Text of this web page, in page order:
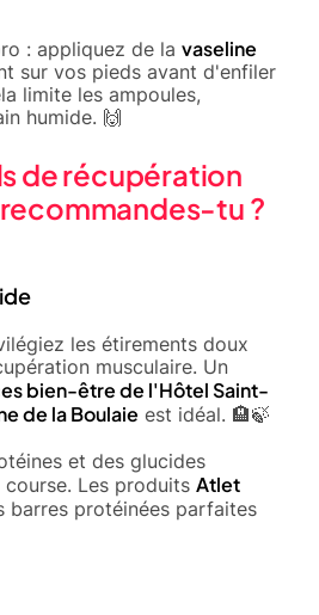
: appliquez de la vaseline
sur vos pieds avant d'enfiler
limite les ampoules,
humide. 🙌
de récupération
tu ?
les étirements doux
musculaire. Un
bien-être de l'Hôtel Saint-
de la Boulaie est idéal. 🏨🍃
et des glucides
Les produits Atlet
barres protéinées parfaites